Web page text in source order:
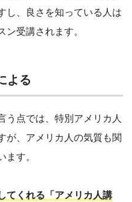
し、良さを知っている人は
受講されます。
よる
う点では、特別アメリカ人
が、アメリカ人の気質も関
す。
てくれる「アメリカ人講